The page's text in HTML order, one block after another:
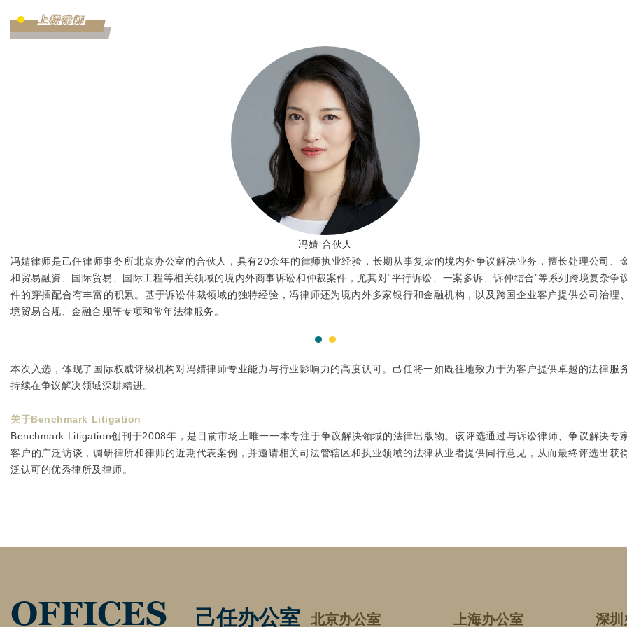
上榜律师
冯婧 合伙人
冯婧律师是己任律师事务所北京办公室的合伙人，具有20余年的律师执业经验，长期从事复杂的境内外争议解决业务，擅长处理公司、
和贸易融资、国际贸易、国际工程等相关领域的境内外商事诉讼和仲裁案件，尤其对“平行诉讼、一案多诉、诉仲结合”等系列跨境复杂争
件的穿插配合有丰富的积累。基于诉讼仲裁领域的独特经验，冯律师还为境内外多家银行和金融机构，以及跨国企业客户提供公司治理
境贸易合规、金融合规等专项和常年法律服务。
本次入选，体现了国际权威评级机构对冯婧律师专业能力与行业影响力的高度认可。己任将一如既往地致力于为客户提供卓越的法律服务
持续在争议解决领域深耕精进。
关于Benchmark Litigation
Benchmark Litigation创刊于2008年，是目前市场上唯一一本专注于争议解决领域的法律出版物。该评选通过与诉讼律师、争议解决专
客户的广泛访谈，调研律所和律师的近期代表案例，并邀请相关司法管辖区和执业领域的法律从业者提供同行意见，从而最终评选出获
泛认可的优秀律所及律师。
OFFICES 己任办公室 北京办公室 上海办公室 深圳